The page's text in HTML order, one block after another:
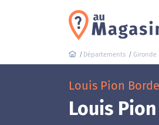
Départements Gironde
Louis Pion
Louis Pion